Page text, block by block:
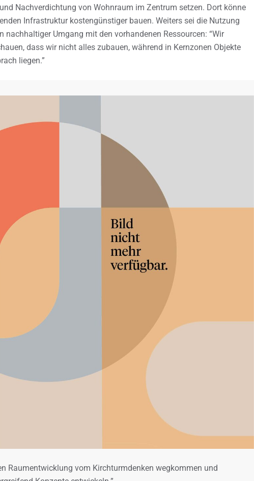
Nachverdichtung von Wohnraum im Zentrum setzen. Dort könne
Infrastruktur kostengünstiger bauen. Weiters sei die Nutzung
nachhaltiger Umgang mit den vorhandenen Ressourcen: “Wir
dass wir nicht alles zubauen, während in Kernzonen Objekte
liegen.”
Raumentwicklung vom Kirchturmdenken wegkommen und